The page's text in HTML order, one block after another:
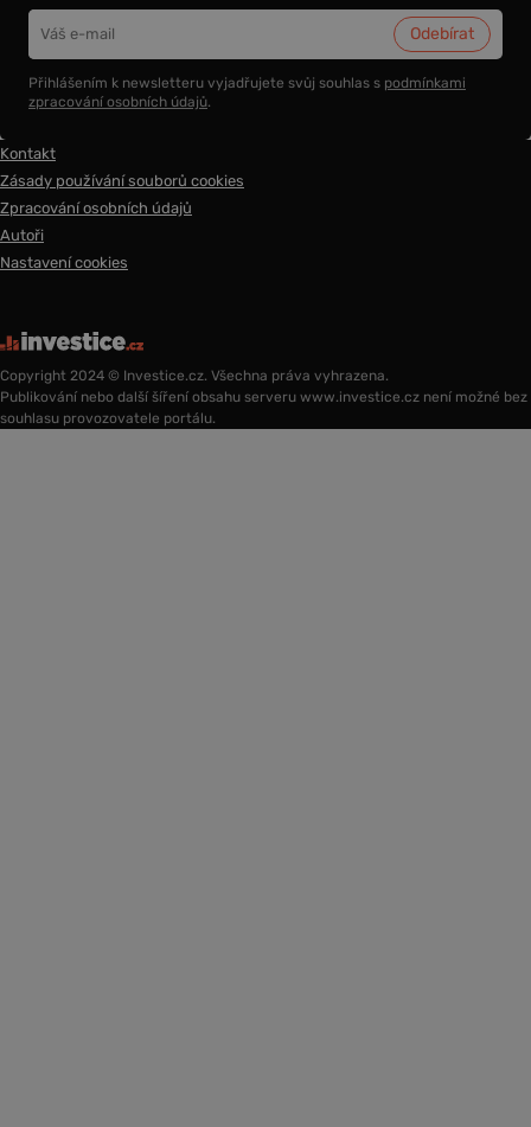
Přihlášením k newsletteru vyjadřujete svůj souhlas s podmínkami
zpracování osobních údajů.
Kontakt
Zásady používání souborů cookies
Zpracování osobních údajů
Autoři
Nastavení cookies
Copyright 2024 © Investice.cz. Všechna práva vyhrazena.
Publikování nebo další šíření obsahu serveru www.investice.cz není možné bez
souhlasu provozovatele portálu.